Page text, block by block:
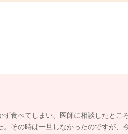
が対応しています。
の感染を防ぐことができそうです。
食べてしまい、医師に相談したとこ
。その時は一旦しなかったのですが、